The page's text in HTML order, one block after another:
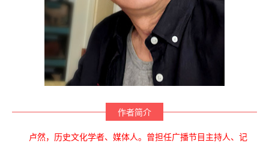
作者简介
卢然，历史文化学者、媒体人。曾担任广播节目主持人、记